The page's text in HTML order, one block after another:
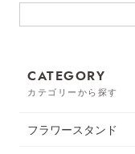
CATEGORY
カテゴリーから探す
フラワースタンド